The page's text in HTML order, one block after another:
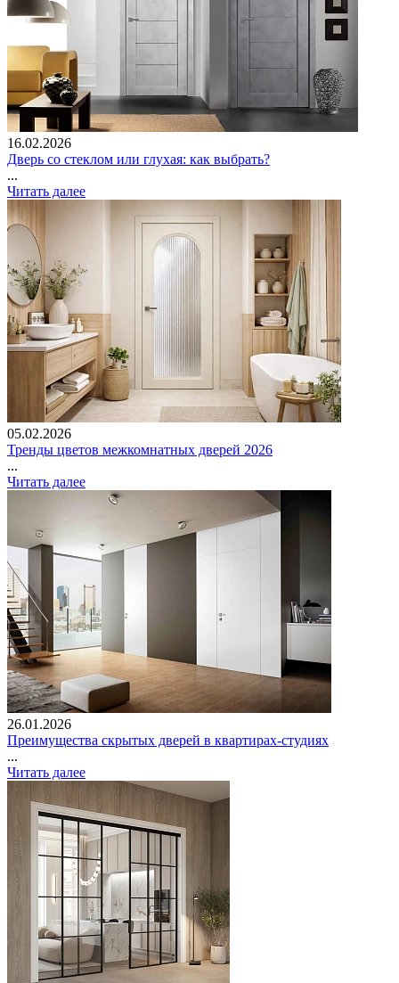
16.02.2026
Дверь со стеклом или глухая: как выбрать?
...
Читать далее
05.02.2026
Тренды цветов межкомнатных дверей 2026
...
Читать далее
26.01.2026
Преимущества скрытых дверей в квартирах-студиях
...
Читать далее